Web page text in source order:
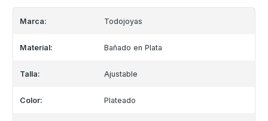
Marca: Todojoyas
Material: Bañado en Plata
Talla: Ajustable
Color: Plateado